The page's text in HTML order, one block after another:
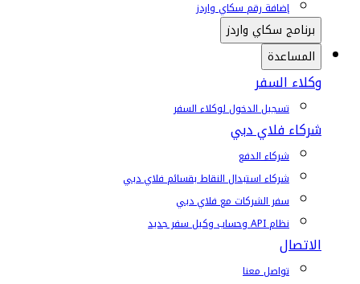
إضافة رقم سكاي واردز
برنامج سكاي واردز
المساعدة
وكلاء السفر
تسجيل الدخول لوكلاء السفر
شركاء فلاي دبي
شركاء الدفع
شركاء استبدال النقاط بقسائم فلاي دبي
سفر الشركات مع فلاي دبي
نظام API وحساب وكيل سفر جديد
الاتصال
تواصل معنا